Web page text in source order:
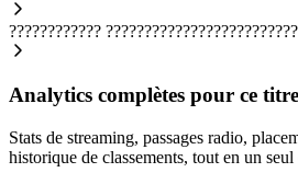
????????????
Analytics complètes pour ce titre
Stats de streaming, passages radio,
historique de classements, tout en un